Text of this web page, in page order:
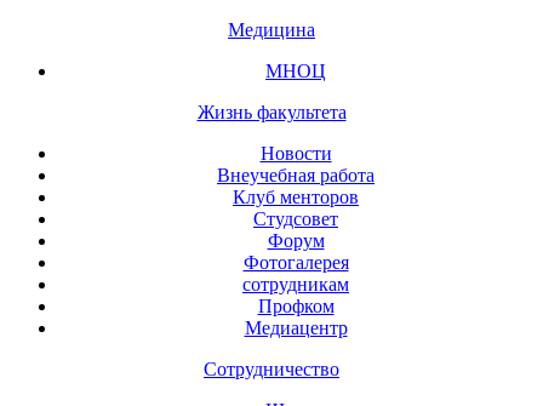
Медицина
МНОЦ
Жизнь факультета
Новости
Внеучебная работа
Клуб менторов
Студсовет
Форум
Фотогалерея
сотрудникам
Профком
Медиацентр
Сотрудничество